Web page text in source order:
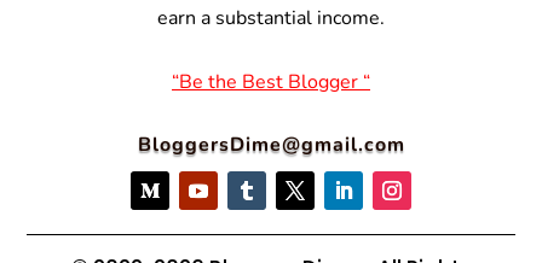
earn a substantial income.
“Be the Best Blogger “
BloggersDime@gmail.com